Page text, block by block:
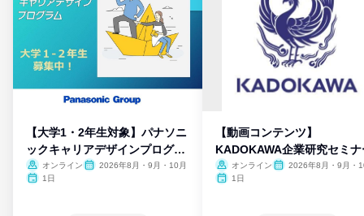
【大学1・2年生対象】パナソニ
ックキャリアデザインプログラ
ム
オンライン
2026年8月・9月・10月
1日
【動画コンテンツ】
KADOKAWA企業研究セミナ
オンライン
2026年8月・9月・
1日